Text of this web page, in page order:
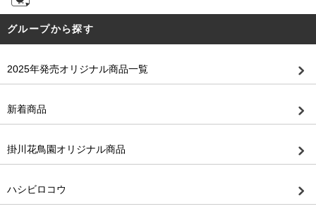
グループから探す
2025年発売オリジナル商品一覧
新着商品
掛川花鳥園オリジナル商品
ハシビロコウ